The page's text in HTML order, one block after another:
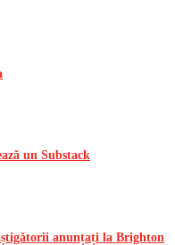
un Substack
anunțați la Brighton